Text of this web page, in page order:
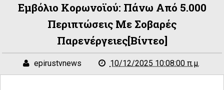
Εμβόλιο Κορωνοϊού: Πάνω Από 5.000
Περιπτώσεις Με Σοβαρές
Παρενέργειες[βίντεο]
epirustvnews 10/12/2025 10:08:00 π.μ.